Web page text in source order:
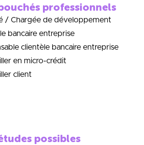
professionnels
/ Chargée de développement
bancaire entreprise
clientèle bancaire entreprise
en micro-crédit
client
possibles